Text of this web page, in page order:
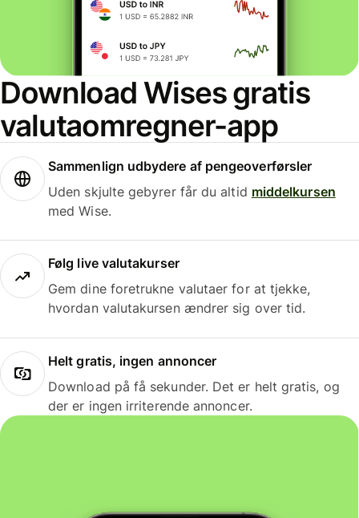
Download Wises gratis
valutaomregner-app
Sammenlign udbydere af pengeoverførsler
Uden skjulte gebyrer får du altid middelkursen
med Wise.
Følg live valutakurser
Gem dine foretrukne valutaer for at tjekke,
hvordan valutakursen ændrer sig over tid.
Helt gratis, ingen annoncer
Download på få sekunder. Det er helt gratis, og
der er ingen irriterende annoncer.